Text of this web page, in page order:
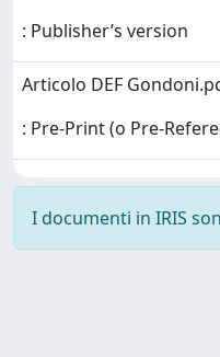
: Publisher’s version
Articolo DEF
: Pre-Print (o Pre-
I documenti in IRIS